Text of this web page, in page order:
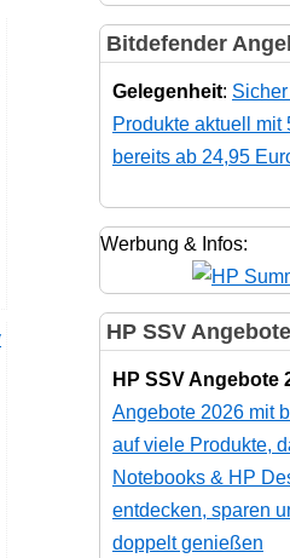
Bitdefender
Gelegenheit:
Produkte aktuell mit
bereits ab 24,95
Werbung & Infos:
HP SSV
HP SSV Angebote
Angebote 2026 mit
auf viele Produkte,
Notebooks & HP
entdecken, sparen
doppelt genießen